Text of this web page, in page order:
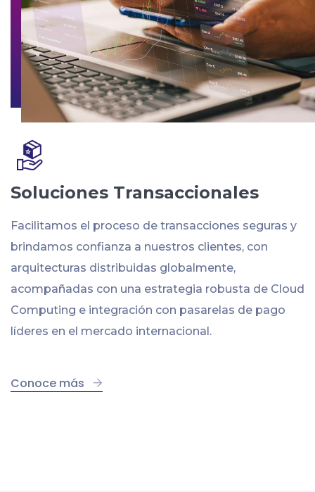
Soluciones Transaccionales
Facilitamos el proceso de transacciones seguras y
brindamos confianza a nuestros clientes, con
arquitecturas distribuidas globalmente,
acompañadas con una estrategia robusta de Cloud
Computing e integración con pasarelas de pago
líderes en el mercado internacional.
Conoce más